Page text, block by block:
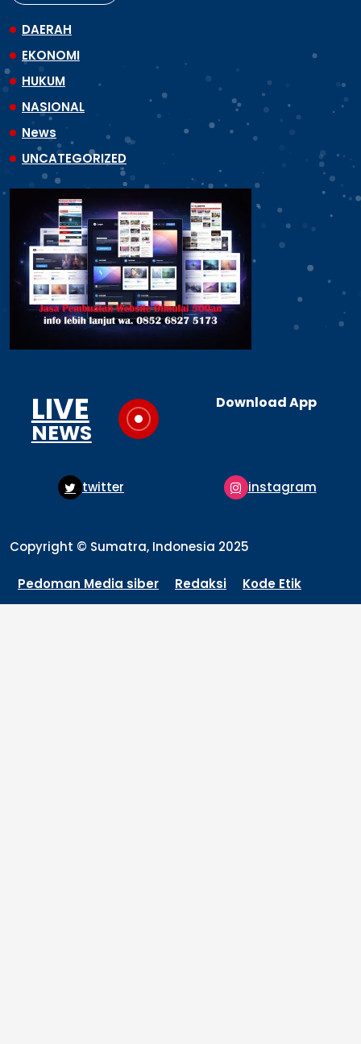
DAERAH
EKONOMI
HUKUM
NASIONAL
News
UNCATEGORIZED
LIVE
NEWS
Download App
twitter instagram
Copyright © Sumatra, Indonesia 2025
Pedoman Media siber Redaksi Kode Etik